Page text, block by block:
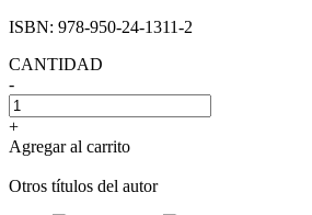
ISBN: 978-950-24-1311-2
CANTIDAD
-
+
Agregar al carrito
Otros títulos del autor